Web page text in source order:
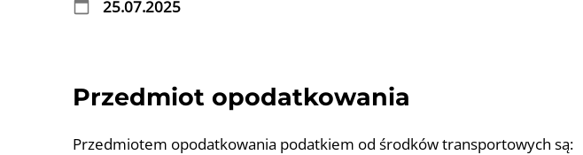
25.07.2025
Przedmiot opodatkowania
Przedmiotem opodatkowania podatkiem od środków transportowych są: